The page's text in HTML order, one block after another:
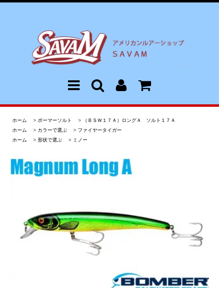
ホーム > ボーマーソルト >
（ＢＳＷ１７Ａ）ロングＡ ソルト１７Ａ
ホーム
> カラーで選ぶ > ファイヤータイガー
ホーム
> 形状で選ぶ > ミノー